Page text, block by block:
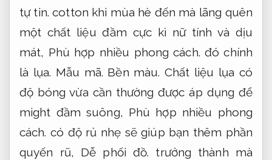
tự tin. cotton khi mùa hè đến mà lãng quên
một chất liệu đầm cực kì nữ tính và dịu
mát, Phù hợp nhiều phong cách. đó chính
là lụa. Mẫu mã. Bền màu. Chất liệu lụa có
độ bóng vừa cần thường được áp dụng để
might đầm suông, Phù hợp nhiều phong
cách. có độ rủ nhẹ sẽ giúp bạn thêm phần
quyến rũ, Dễ phối đồ. trưởng thành mà